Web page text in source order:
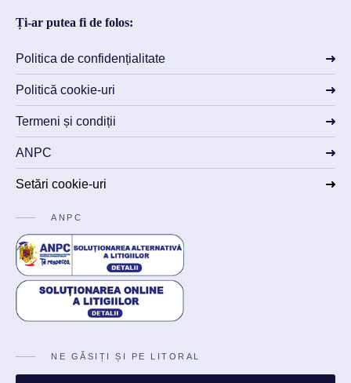
Ți-ar putea fi de folos:
Politica de confidențialitate
Politică cookie-uri
Termeni și condiții
ANPC
Setări cookie-uri
ANPC
NE GĂSIȚI ȘI PE LITORAL